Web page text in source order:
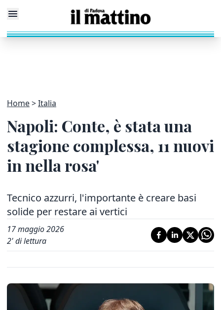
Home Italia
Napoli: Conte, è stata una
stagione complessa, 11 nuovi
in nella rosa'
Tecnico azzurri, l'importante è creare basi
solide per restare ai vertici
17 maggio 2026
2' di lettura